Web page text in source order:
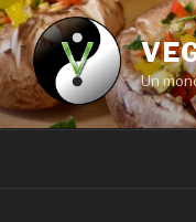
Aller
au
contenu
principal
Un